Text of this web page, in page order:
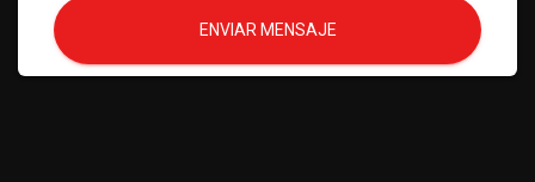
ENVIAR MENSAJE